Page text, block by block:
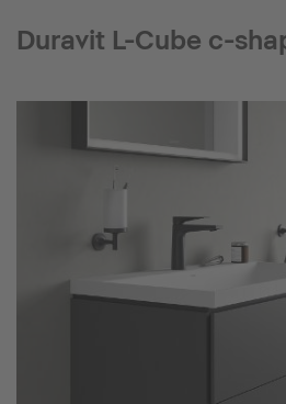
Duravit L-Cube c-